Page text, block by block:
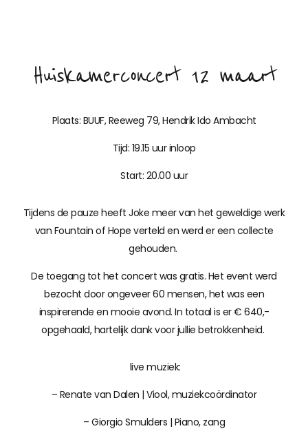
Huiskamerconcert 12 maart
Plaats: BUUF, Reeweg 79, Hendrik Ido Ambacht
Tijd: 19.15 uur inloop
Start: 20.00 uur
Tijdens de pauze heeft Joke meer van het geweldige werk
van Fountain of Hope verteld en werd er een collecte
gehouden.
De toegang tot het concert was gratis. Het event werd
bezocht door ongeveer 60 mensen, het was een
inspirerende en mooie avond. In totaal is er € 640,-
opgehaald, hartelijk dank voor jullie betrokkenheid.
live muziek:
– Renate van Dalen | Viool, muziekcoördinator
– Giorgio Smulders | Piano, zang